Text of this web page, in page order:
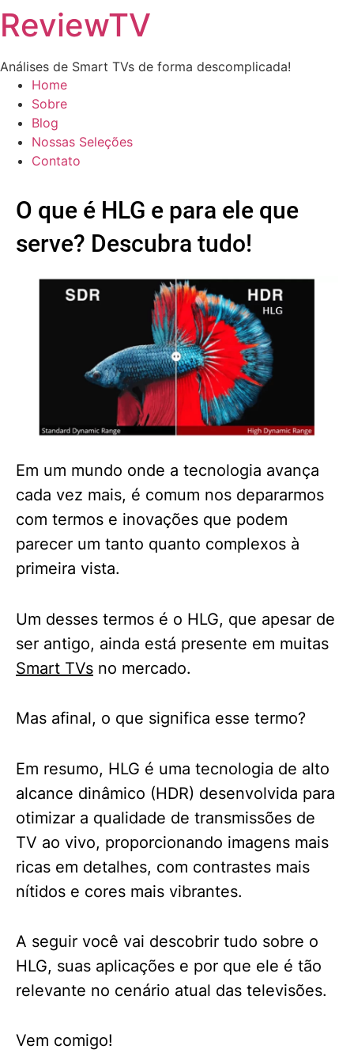
ReviewTV
Análises de Smart TVs de forma descomplicada!
Home
Sobre
Blog
Nossas Seleções
Contato
O que é HLG e para ele que
serve? Descubra tudo!
Em um mundo onde a tecnologia avança
cada vez mais, é comum nos depararmos
com termos e inovações que podem
parecer um tanto quanto complexos à
primeira vista.
Um desses termos é o HLG, que apesar de
ser antigo, ainda está presente em muitas
Smart TVs no mercado.
Mas afinal, o que significa esse termo?
Em resumo, HLG é uma tecnologia de alto
alcance dinâmico (HDR) desenvolvida para
otimizar a qualidade de transmissões de
TV ao vivo, proporcionando imagens mais
ricas em detalhes, com contrastes mais
nítidos e cores mais vibrantes.
A seguir você vai descobrir tudo sobre o
HLG, suas aplicações e por que ele é tão
relevante no cenário atual das televisões.
Vem comigo!